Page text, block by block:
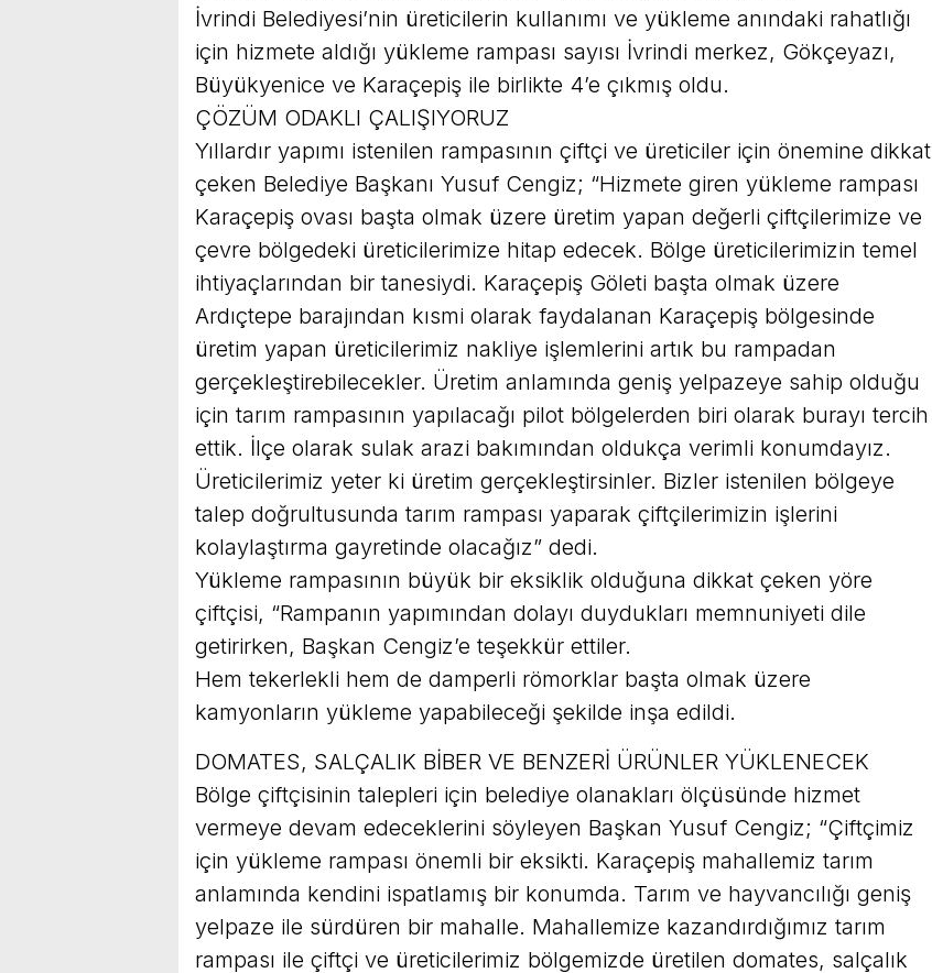
İvrindi Belediyesi’nin üreticilerin kullanımı ve yükleme anındaki rahatlığı
için hizmete aldığı yükleme rampası sayısı İvrindi merkez, Gökçeyazı,
Büyükyenice ve Karaçepiş ile birlikte 4’e çıkmış oldu.
ÇÖZÜM ODAKLI ÇALIŞIYORUZ
Yıllardır yapımı istenilen rampasının çiftçi ve üreticiler için önemine dikkat
çeken Belediye Başkanı Yusuf Cengiz; “Hizmete giren yükleme rampası
Karaçepiş ovası başta olmak üzere üretim yapan değerli çiftçilerimize ve
çevre bölgedeki üreticilerimize hitap edecek. Bölge üreticilerimizin temel
ihtiyaçlarından bir tanesiydi. Karaçepiş Göleti başta olmak üzere
Ardıçtepe barajından kısmi olarak faydalanan Karaçepiş bölgesinde
üretim yapan üreticilerimiz nakliye işlemlerini artık bu rampadan
gerçekleştirebilecekler. Üretim anlamında geniş yelpazeye sahip olduğu
için tarım rampasının yapılacağı pilot bölgelerden biri olarak burayı tercih
ettik. İlçe olarak sulak arazi bakımından oldukça verimli konumdayız.
Üreticilerimiz yeter ki üretim gerçekleştirsinler. Bizler istenilen bölgeye
talep doğrultusunda tarım rampası yaparak çiftçilerimizin işlerini
kolaylaştırma gayretinde olacağız” dedi.
Yükleme rampasının büyük bir eksiklik olduğuna dikkat çeken yöre
çiftçisi, “Rampanın yapımından dolayı duydukları memnuniyeti dile
getirirken, Başkan Cengiz’e teşekkür ettiler.
Hem tekerlekli hem de damperli römorklar başta olmak üzere
kamyonların yükleme yapabileceği şekilde inşa edildi.
DOMATES, SALÇALIK BİBER VE BENZERİ ÜRÜNLER YÜKLENECEK
Bölge çiftçisinin talepleri için belediye olanakları ölçüsünde hizmet
vermeye devam edeceklerini söyleyen Başkan Yusuf Cengiz; “Çiftçimiz
için yükleme rampası önemli bir eksikti. Karaçepiş mahallemiz tarım
anlamında kendini ispatlamış bir konumda. Tarım ve hayvancılığı geniş
yelpaze ile sürdüren bir mahalle. Mahallemize kazandırdığımız tarım
rampası ile çiftçi ve üreticilerimiz bölgemizde üretilen domates, salçalık